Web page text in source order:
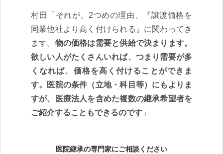
村田「それが、2つめの理由、『譲渡価格を
同業他社より高く付けられる』に関わってき
ます。 物の価格は需要と供給で決まります。
欲しい人がたくさんいれば、つまり需要が多
くなれば、価格を高く付けることができま
す。医院の条件（立地・科目等）にもよりま
すが、医療法人を含めた複数の継承希望者を
ご紹介することもできるのです 」
医院継承の専門家にご相談ください